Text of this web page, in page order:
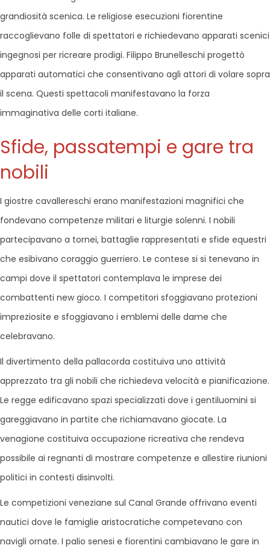
grandiosità scenica. Le religiose esecuzioni fiorentine
raccoglievano folle di spettatori e richiedevano apparati scenici
ingegnosi per ricreare prodigi. Filippo Brunelleschi progettò
apparati automatici che consentivano agli attori di volare sopra
il scena. Questi spettacoli manifestavano la forza
immaginativa delle corti italiane.
Sfide, passatempi e gare tra
nobili
I giostre cavallereschi erano manifestazioni magnifici che
fondevano competenze militari e liturgie solenni. I nobili
partecipavano a tornei, battaglie rappresentati e sfide equestri
che esibivano coraggio guerriero. Le contese si si tenevano in
campi dove il spettatori contemplava le imprese dei
combattenti new gioco. I competitori sfoggiavano protezioni
impreziosite e sfoggiavano i emblemi delle dame che
celebravano.
Il divertimento della pallacorda costituiva uno attività
apprezzato tra gli nobili che richiedeva velocità e pianificazione.
Le regge edificavano spazi specializzati dove i gentiluomini si
gareggiavano in partite che richiamavano giocate. La
venagione costituiva occupazione ricreativa che rendeva
possibile ai regnanti di mostrare competenze e allestire riunioni
politici in contesti disinvolti.
Le competizioni veneziane sul Canal Grande offrivano eventi
nautici dove le famiglie aristocratiche competevano con
navigli ornate. I palio senesi e fiorentini cambiavano le gare in